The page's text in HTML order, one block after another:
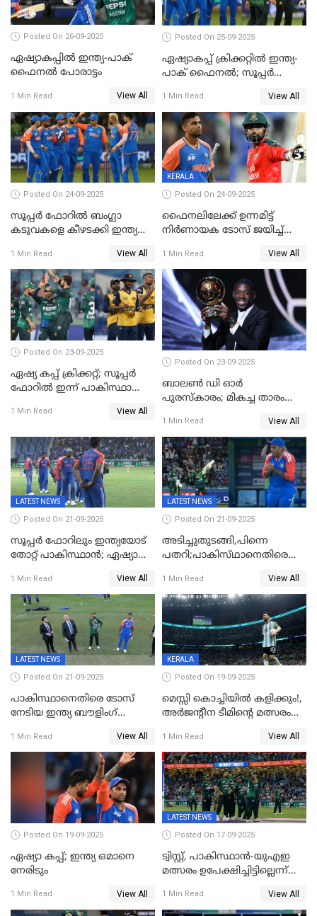
Posted On 26-09-2025
ഏഷ്യാകപ്പില്‍ ഇന്ത്യ-പാക്
ഫൈനല്‍ പോരാട്ടം
1 Min Read View All
Posted On 25-09-2025
ഏഷ്യാകപ്പ് ക്രിക്കറ്റിൽ ഇന്ത്യ-
പാക് ഫൈനല്‍; സൂപ്പർ
തോൽപിച്ച് പാകിസ്ഥാൻ
1 Min Read View All
Posted On 24-09-2025
സൂപ്പർ ഫോറിൽ ബംഗ്ലാ
കടുവകളെ കീഴടക്കി ഇന്ത്യ
1 Min Read View All
KERALA
Posted On 24-09-2025
ഫൈനലിലേക്ക് ഉന്നമിട്ട്
നിര്‍ണായക ടോസ് ജയിച്ച്
ഇന്ത്യയ്ക്ക് ബാറ്റിംഗ്
1 Min Read View All
Posted On 23-09-2025
ഏഷ്യ കപ്പ് ക്രിക്കറ്റ്; സൂപ്പര്‍
ഫോറിൽ ഇന്ന് പാകിസ്ഥാനും
1 Min Read View All
Posted On 23-09-2025
ബാലണ്‍ ഡി ഓര്‍
പുരസ്‌കാരം; മികച്ച താരം
1 Min Read View All
LATEST NEWS
Posted On 21-09-2025
സൂപ്പർ ഫോറിലും ഇന്ത്യയോട്
തോറ്റ് പാകിസ്ഥാൻ; ഏഷ്യാ
ഇന്ത്യ, അഭിഷേക് ശർമ്മയ്ക്ക്
അർദ്ധ സെഞ്ച്വറി
1 Min Read View All
LATEST NEWS
Posted On 21-09-2025
അടിച്ചുതുടങ്ങി,പിന്നെ
പതറി;പാകിസ്‌ഥാനെതിരെ
വിജയലക്ഷ്യം
1 Min Read View All
LATEST NEWS
Posted On 21-09-2025
പാകിസ്ഥാനെതിരെ ടോസ്
നേടിയ ഇന്ത്യ ബൗളിംഗ്
1 Min Read View All
KERALA
Posted On 19-09-2025
മെസ്സി കൊച്ചിയിൽ കളിക്കും!,
അർജന്റീന ടീമിന്റെ മത്സരം
നടത്താൻ ആലോചന
1 Min Read View All
Posted On 19-09-2025
ഏഷ്യാ കപ്പ്; ഇന്ത്യ ഒമാനെ
നേരിടും
1 Min Read View All
LATEST NEWS
Posted On 17-09-2025
ട്വിസ്റ്റ്, പാകിസ്ഥാൻ-യുഎഇ
മത്സരം ഉപേക്ഷിച്ചിട്ടില്ലെന്ന്
വൈകും; പാക് ടീം ഹോട്ടലിൽ
നിന്ന് ഇറങ്ങിയതായി റിപ്പോർട്ട്
1 Min Read View All